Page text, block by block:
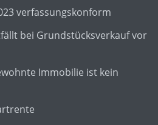
verfassungskonform
bei Grundstücksverkauf vor
Immobilie ist kein